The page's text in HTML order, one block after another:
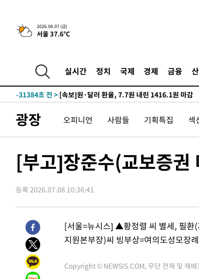
2026.08.07 (금)
서울 37.6℃
실시간 정치 국제 경제 금융
-7927초 전 >[속보]삼성전자·SK하이닉스 동반 강보합…1%대
-31717초 전 > 외국인 심판 성 접대 7경기 들여다보니…한국 축
-31404초 전 >
[속보]코스피, 6200선 약보합…0.60% 내린
-31384초 전 >
-31273초 전 > [속보] 노원서 40.1도 관측…서울, 2018년 이후 첫
-27236초 전 >
외신들도 주목한 韓축구 파문…"국민적 공분에 수
-27207초 전 >11시간 압수수색에 성접대 파문까지…'쑥대밭'
병태 후임
-22587초 전 >
[속보]국힘 윤리위, '돌려차기 발언' 진종오·서범
25.3%↑
-15072초 전 >[속보]'채상병 순직 책임' 임성근, 항소심도 징역 3
-14938초 전 >[속보]종합특검, '관저이전 봐주기 감사' 유병호
-11538초 전 >
-10788초 전 >
[속보]'300억원대 사기 혐의' 차가원 대표 구속
-9982초 전 >
"미 전국적 살모네라 식중독 원인은 멕시코산 할
-8495초 전 >
-8376초 전 >
[속보]합수본, '투표율 허위 입력' 중앙·서울·경기
광장 오피니언 사람들 기획특집 섹
[부고]장준수(교보증권
등록 2026.07.08 10:36:41
[서울=뉴시스] ▲황정렬 씨 별세, 필환
지원본부장)씨 빙부상=여의도성모장
Copyright © NEWSIS.COM, 무단 전재 및 재배